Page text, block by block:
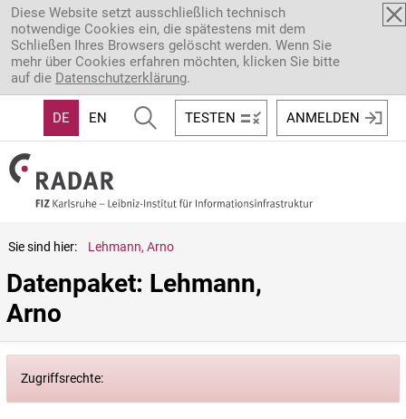
Direkt zum Inhalt
Diese Website setzt ausschließlich technisch
notwendige Cookies ein, die spätestens mit dem
Schließen Ihres Browsers gelöscht werden. Wenn Sie
mehr über Cookies erfahren möchten, klicken Sie bitte
auf die Datenschutzerklärung.
DE EN TESTEN ANMELDEN
Sie sind hier: Lehmann, Arno
Datenpaket: Lehmann,
Arno
Zugriffsrechte: